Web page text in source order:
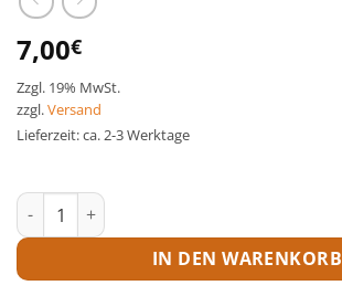
7,00€
Zzgl. 19% MwSt.
zzgl.Versand
Lieferzeit: ca. 2-3 Werktage
Gewebeklebeband Menge
IN DEN WARENKORB